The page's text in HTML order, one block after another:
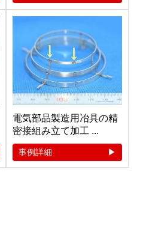
電気部品製造用冶具の精
密接組み立て加工 ...
事例詳細